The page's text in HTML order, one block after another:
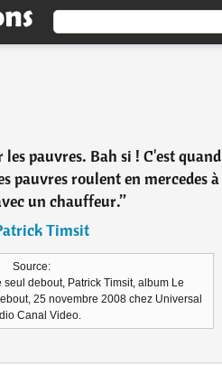
pauvres. Bah si ! C'est quand
pauvres roulent en mercedes à
un chauffeur.”
Timsit
Source:
debout, Patrick Timsit, album Le
25 novembre 2008 chez Universal
Canal Video.